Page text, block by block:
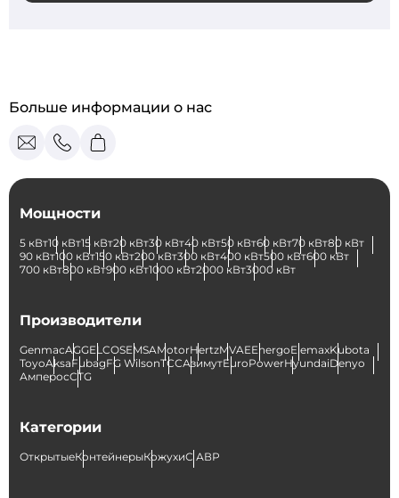
Больше информации о нас
Мощности
5 кВт10 кВт15 кВт20 кВт30 кВт40 кВт50 кВт60 кВт70 кВт80 кВт
90 кВт100 кВт150 кВт200 кВт300 кВт400 кВт500 кВт600 кВт
700 кВт800 кВт900 кВт1000 кВт2000 кВт3000 кВт
Производители
GenmacAGGELCOSEMSAMotorHertzMVAEEnergoElemaxKubota
ToyoAksaFubagFG WilsonТССАзимутEuroPowerHyundaiDenyo
АмперосCTG
Категории
ОткрытыеКонтейнерыКожухиС АВР